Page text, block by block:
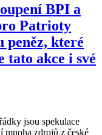
BPI a
Patrioty
peněz, které
tato akce i své
jsou spekulace
mnoha zdrojů z české